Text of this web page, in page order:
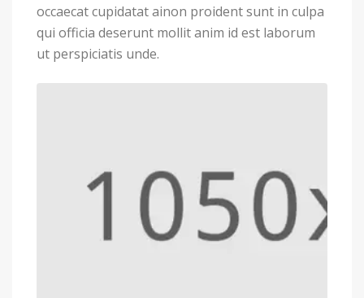
occaecat cupidatat ainon proident sunt in culpa
qui officia deserunt mollit anim id est laborum
ut perspiciatis unde.